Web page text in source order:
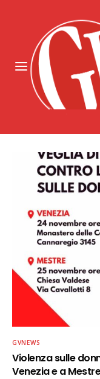
GVNEWS
Violenza sulle
Venezia e a